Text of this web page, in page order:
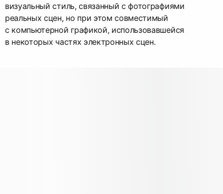
визуальный стиль, связанный с фотографиями
реальных сцен, но при этом совместимый
с компьютерной графикой, использовавшейся
в некоторых частях электронных сцен.